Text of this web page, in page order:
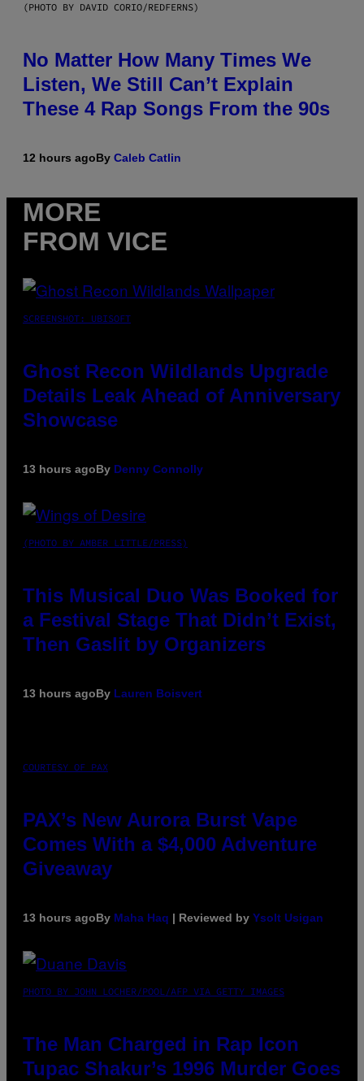
(PHOTO BY DAVID CORIO/REDFERNS)
No Matter How Many Times We
Listen, We Still Can’t Explain
These 4 Rap Songs From the 90s
12 hours agoBy Caleb Catlin
MORE
FROM VICE
SCREENSHOT: UBISOFT
Ghost Recon Wildlands Upgrade
Details Leak Ahead of Anniversary
Showcase
13 hours agoBy Denny Connolly
(PHOTO BY AMBER LITTLE/PRESS)
This Musical Duo Was Booked for
a Festival Stage That Didn’t Exist,
Then Gaslit by Organizers
13 hours agoBy Lauren Boisvert
COURTESY OF PAX
PAX’s New Aurora Burst Vape
Comes With a $4,000 Adventure
Giveaway
13 hours agoBy Maha Haq | Reviewed by Ysolt Usigan
PHOTO BY JOHN LOCHER/POOL/AFP VIA GETTY IMAGES
The Man Charged in Rap Icon
Tupac Shakur’s 1996 Murder Goes